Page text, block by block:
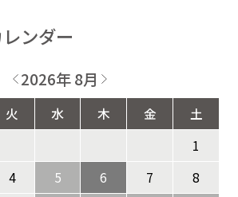
ンダー
2026年 8月
火 水 木 金
土
1
4 5 6 7
8